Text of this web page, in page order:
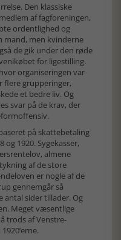
Den klassiske
af fagforeningen,
ordentlighed og
mand, men kvinderne
de gik under den røde
for ligestilling.
organiseringen var
flere grupperinger,
et bedre liv. Og
svar på de krav, der
på skattebetaling
1920. Sygekasser,
almene
af de store
er nogle af de
gennemgår så
antal sider tillader. Og
Meget væsentlige
trods af Venstre-